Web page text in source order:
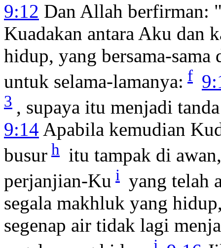
9:12 Dan Allah berfirman:
Kuadakan antara Aku dan
hidup, yang bersama-
untuk selama-lamanya: f
3 , supaya itu menjadi
9:14 Apabila kemudian
busur h itu tampak di
perjanjian-Ku i yang telah
segala makhluk yang
segenap air tidak lagi